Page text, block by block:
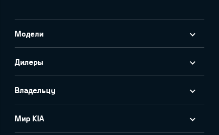
Модели
Дилеры
Владельцу
Мир KIA